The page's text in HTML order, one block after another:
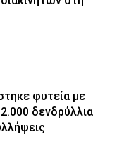
φυτεία με
δενδρύλλια